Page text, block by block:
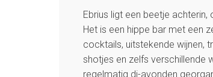
Ebrius ligt een beetje
Het is een hippe bar met een
cocktails, uitstekende wijnen,
shotjes en zelfs verschillende
regelmatig dj-avonden